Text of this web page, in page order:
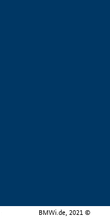
BMWi.de, 2021 ©